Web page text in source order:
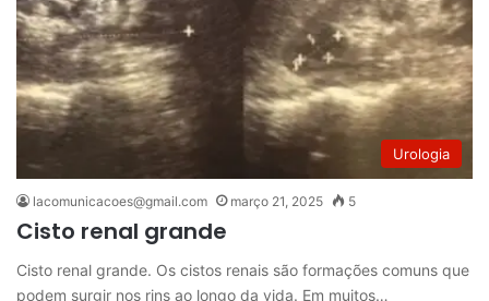
Urologia
lacomunicacoes@gmail.com março 21, 2025 5
Cisto renal grande
Cisto renal grande. Os cistos renais são formações comuns que
podem surgir nos rins ao longo da vida. Em muitos…